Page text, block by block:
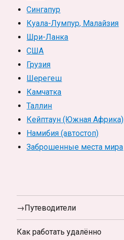
Сингапур
Куала-Лумпур, Малайзия
Шри-Ланка
США
Грузия
Шерегеш
Камчатка
Таллин
Кейптаун (Южная Африка)
Намибия (автостоп)
Заброшенные места мира
→Путеводители
Как работать удалённо